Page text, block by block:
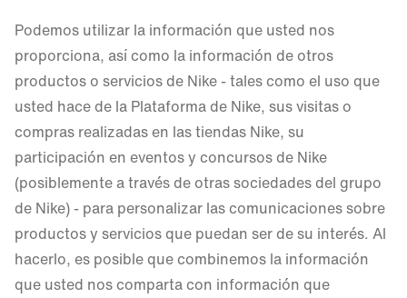
Podemos utilizar la información que usted nos
proporciona, así como la información de otros
productos o servicios de Nike - tales como el uso que
usted hace de la Plataforma de Nike, sus visitas o
compras realizadas en las tiendas Nike, su
participación en eventos y concursos de Nike
(posiblemente a través de otras sociedades del grupo
de Nike) - para personalizar las comunicaciones sobre
productos y servicios que puedan ser de su interés. Al
hacerlo, es posible que combinemos la información
que usted nos comparta con información que